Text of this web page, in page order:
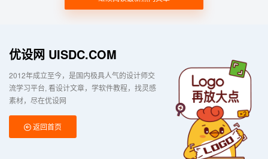
优设网 UISDC.COM
2012年成立至今，是国内极具人气的设计师交
流学习平台 看设计文章，学软件教程，找灵感
素材，尽在优设网
返回首页